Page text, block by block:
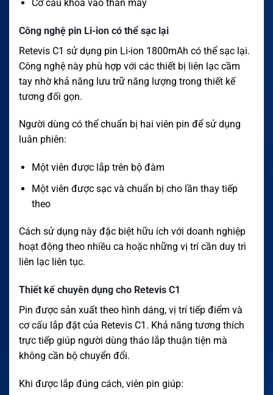
Cơ cấu khóa vào thân máy
Công nghệ pin Li-ion có thể sạc lại
Retevis C1 sử dụng pin Li-ion 1800mAh có thể sạc lại.
Công nghệ này phù hợp với các thiết bị liên lạc cầm
tay nhờ khả năng lưu trữ năng lượng trong thiết kế
tương đối gọn.
Người dùng có thể chuẩn bị hai viên pin để sử dụng
luân phiên:
Một viên được lắp trên bộ đàm
Một viên được sạc và chuẩn bị cho lần thay tiếp
theo
Cách sử dụng này đặc biệt hữu ích với doanh nghiệp
hoạt động theo nhiều ca hoặc những vị trí cần duy trì
liên lạc liên tục.
Thiết kế chuyên dụng cho Retevis C1
Pin được sản xuất theo hình dáng, vị trí tiếp điểm và
cơ cấu lắp đặt của Retevis C1. Khả năng tương thích
trực tiếp giúp người dùng tháo lắp thuận tiện mà
không cần bộ chuyển đổi.
Khi được lắp đúng cách, viên pin giúp: